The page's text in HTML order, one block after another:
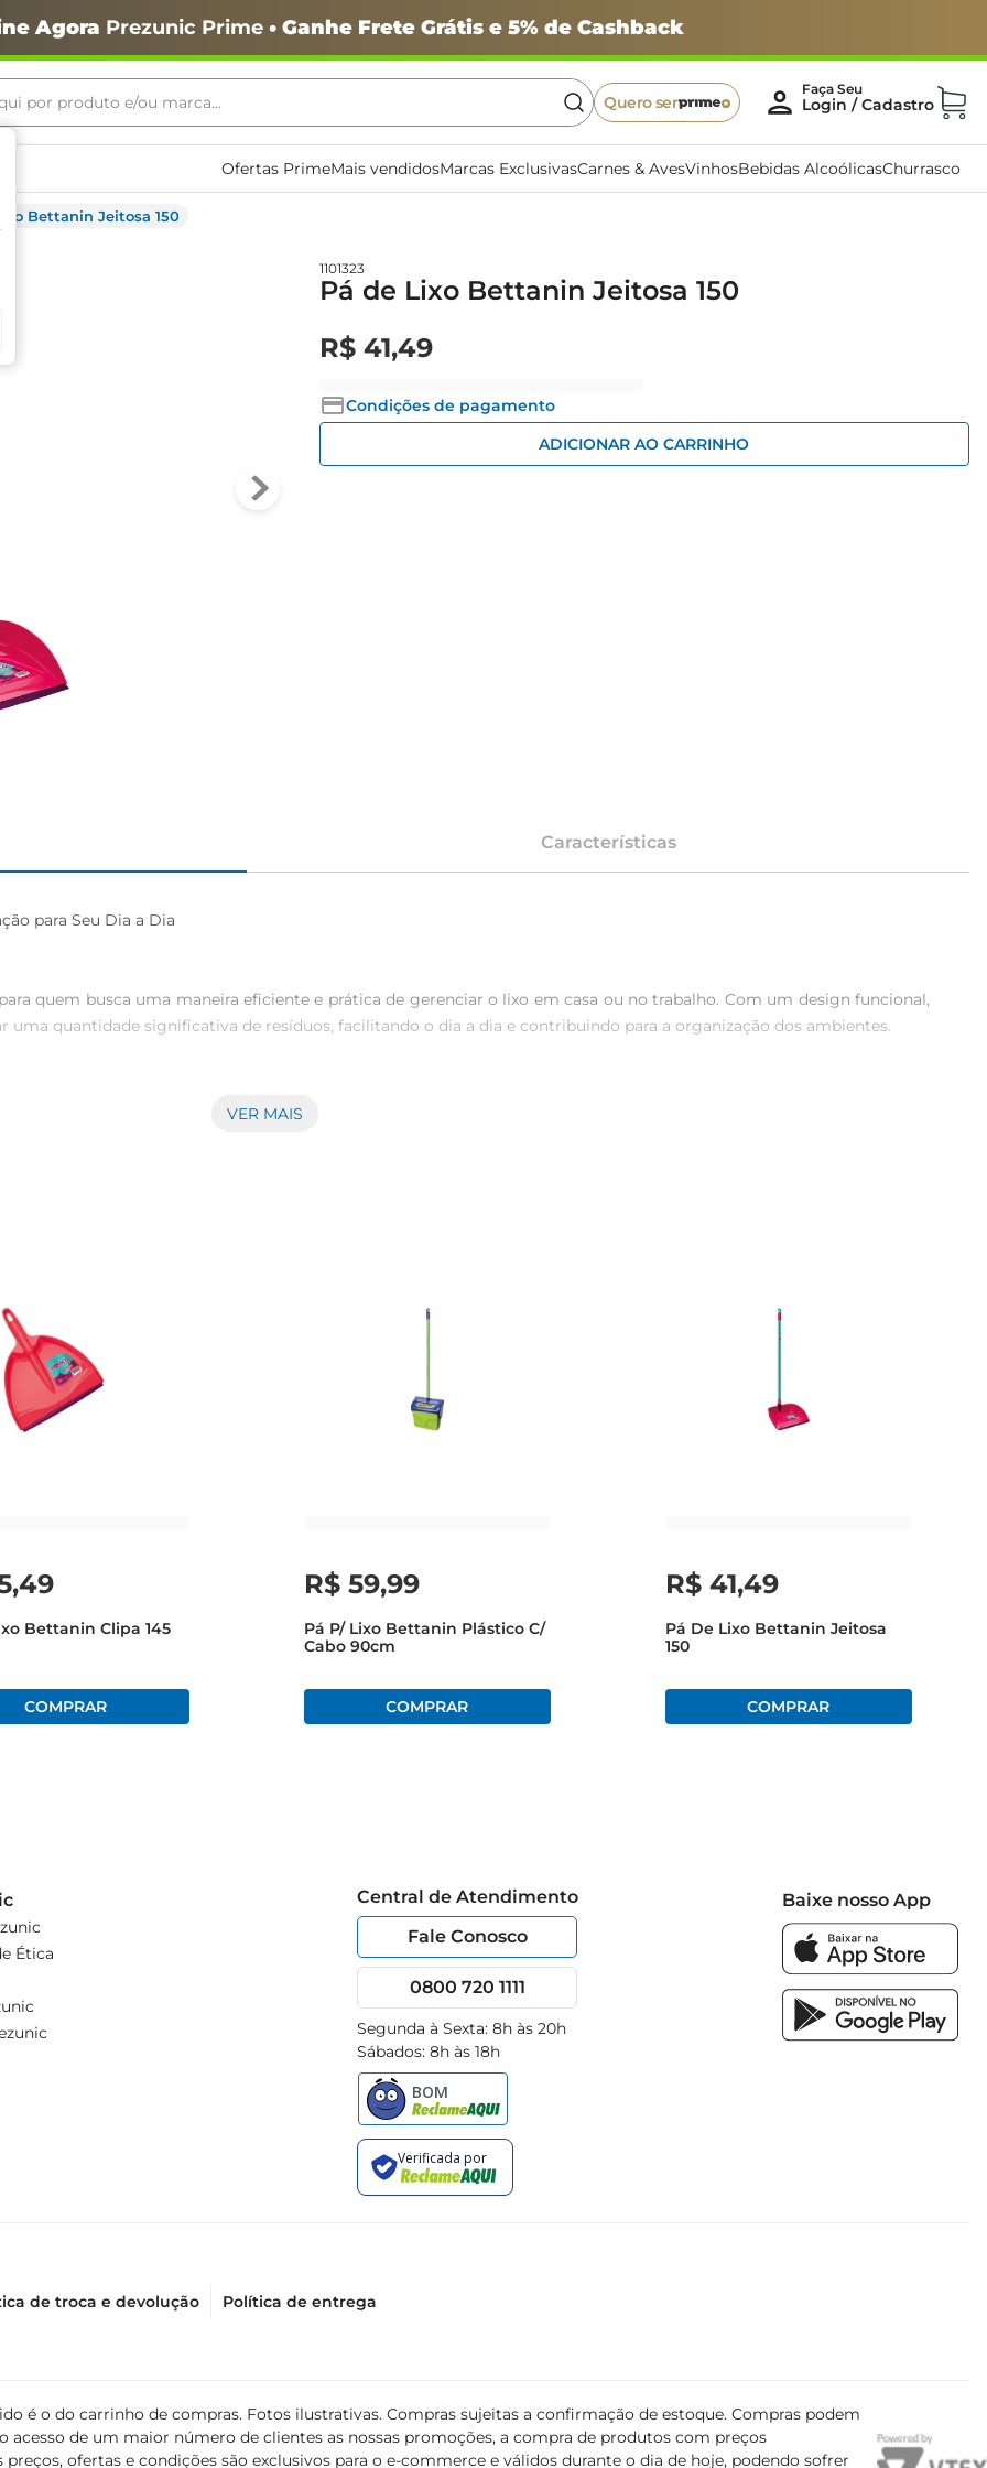
Agora Prezunic Prime• Ganhe Frete Grátis e 5% de Cashback
por produto e/ou marca...
Quero ser
Ofertas PrimeMais vendidosMarcas ExclusivasCarnes & AvesVinhosBebidas AlcoólicasChurrasco
Bettanin Jeitosa 150
1101323
Pá de Lixo Bettanin Jeitosa 150
R$ 41,49
Condições de pagamento
ADICIONAR AO CARRINHO
Características
para Seu Dia a Dia
para quem busca uma maneira eficiente e prática de gerenciar o lixo em casa ou no trabalho. Com um design funcional,
uma quantidade significativa de resíduos, facilitando o dia a dia e contribuindo para a organização dos ambientes.
LIXO BETTANIN JEITOSA 150 é ideal para ser utilizado em cozinhas, escritórios e áreas externas. Sua estrutura robusta
P/LIXO BETTANIN JEITOSA 150 é leve e fácil de manusear. Seu design pensado para o uso diário tornao uma opção
e organização dos ambientes.
a tarefa de descarte de resíduos em uma atividade simples e eficiente, contribuindo para um ambiente mais limpo e
VER MAIS
,49
Bettanin Clipa 145
R$ 59,99
Pá P/ Lixo Bettanin Plástico C/
Cabo 90cm
R$ 41,49
Pá De Lixo Bettanin Jeitosa
150
Ética
Central de Atendimento
Fale Conosco
0800 720 1111
Segunda à Sexta: 8h às 20h
Sábados: 8h às 18h
Baixe nosso App
de troca e devolução Política de entrega
é o do carrinho de compras. Fotos ilustrativas. Compras sujeitas a confirmação de estoque. Compras podem
acesso de um maior número de clientes as nossas promoções, a compra de produtos com preços
ofertas e condições são exclusivos para o e-commerce e válidos durante o dia de hoje, podendo sofrer
buscados